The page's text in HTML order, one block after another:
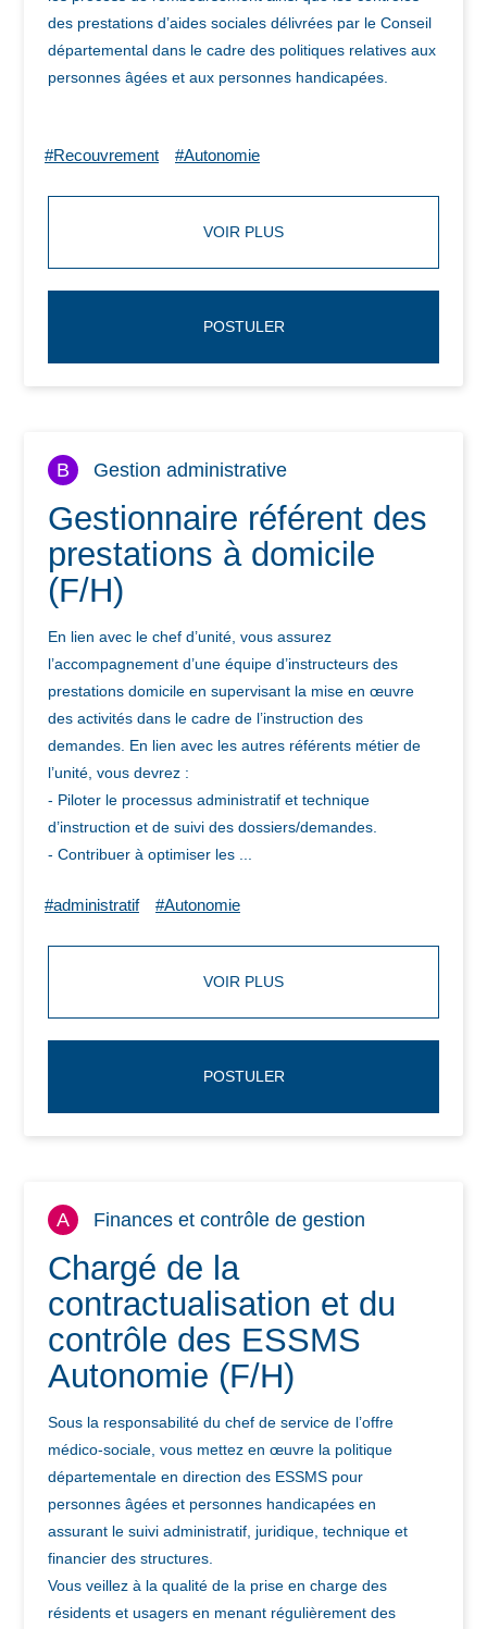
des prestations d’aides sociales délivrées par le Conseil
départemental dans le cadre des politiques relatives aux
personnes âgées et aux personnes handicapées.
#Recouvrement #Autonomie
VOIR PLUS
POSTULER
B Gestion administrative
Gestionnaire référent des
prestations à domicile
(F/H)
En lien avec le chef d’unité, vous assurez
l’accompagnement d’une équipe d’instructeurs des
prestations domicile en supervisant la mise en œuvre
des activités dans le cadre de l’instruction des
demandes. En lien avec les autres référents métier de
l’unité, vous devrez :
- Piloter le processus administratif et technique
d’instruction et de suivi des dossiers/demandes.
- Contribuer à optimiser les ...
#administratif #Autonomie
VOIR PLUS
POSTULER
A Finances et contrôle de gestion
Chargé de la
contractualisation et du
contrôle des ESSMS
Autonomie (F/H)
Sous la responsabilité du chef de service de l’offre
médico-sociale, vous mettez en œuvre la politique
départementale en direction des ESSMS pour
personnes âgées et personnes handicapées en
assurant le suivi administratif, juridique, technique et
financier des structures.
Vous veillez à la qualité de la prise en charge des
résidents et usagers en menant régulièrement des